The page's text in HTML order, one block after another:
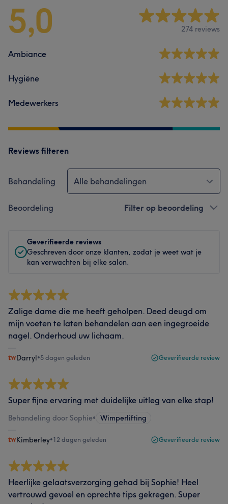
5,0 274 reviews
Ambiance
Hygiëne
Medewerkers
Reviews filteren
Behandeling Alle behandelingen
Beoordeling Filter op beoordeling
Geverifieerde reviews
Geschreven door onze klanten, zodat je weet wat je
kan verwachten bij elke salon.
Zalige dame die me heeft geholpen. Deed deugd om
mijn voeten te laten behandelen aan een ingegroeide
nagel. Onderhoud uw lichaam.
Darryl•5 dagen geleden Geverifieerde review
Super fijne ervaring met duidelijke uitleg van elke stap!
Behandeling door Sophie• Wimperlifting
Kimberley•12 dagen geleden Geverifieerde review
Heerlijke gelaatsverzorging gehad bij Sophie! Heel
vertrouwd gevoel en oprechte tips gekregen. Super